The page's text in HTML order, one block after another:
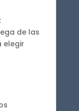
de las
elegir